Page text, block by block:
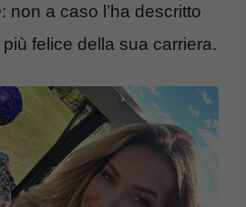
: non a caso l’ha descritto
felice della sua carriera.